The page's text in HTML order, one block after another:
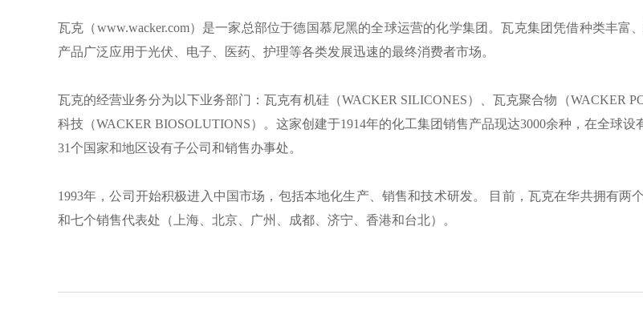
瓦克（www.wacker.com）是一家总部位于德国慕尼黑的全球运营的化学集团。瓦克集团凭借种类丰富
产品广泛应用于光伏、电子、医药、护理等各类发展迅速的最终消费者市场。
瓦克的经营业务分为以下业务部门：瓦克有机硅（WACKER SILICONES）、瓦克聚合物（WACKER
科技（WACKER BIOSOLUTIONS）。这家创建于1914年的化工集团销售产品现达3000余种，在全球
31个国家和地区设有子公司和销售办事处。
1993年，公司开始积极进入中国市场，包括本地化生产、销售和技术研发。 目前，瓦克在华共拥有两
和七个销售代表处（上海、北京、广州、成都、济宁、香港和台北）。